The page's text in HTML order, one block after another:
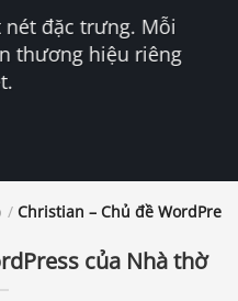
đặc trưng. Mỗi
thương hiệu riêng
/ Christian – Chủ đề
của Nhà thờ